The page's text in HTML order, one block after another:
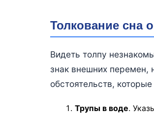
Толкование сна
Видеть толпу
знак внешних перемен,
обстоятельств,
Трупы в воде.